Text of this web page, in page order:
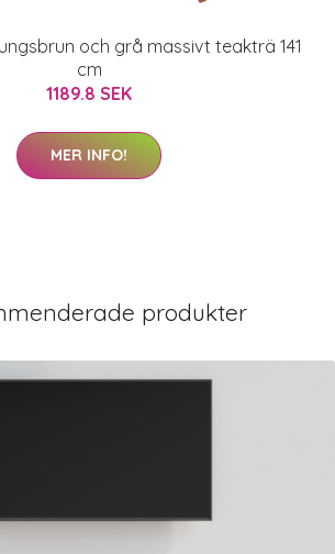
och grå massivt teakträ 141
cm
1189.8 SEK
MER INFO!
produkter